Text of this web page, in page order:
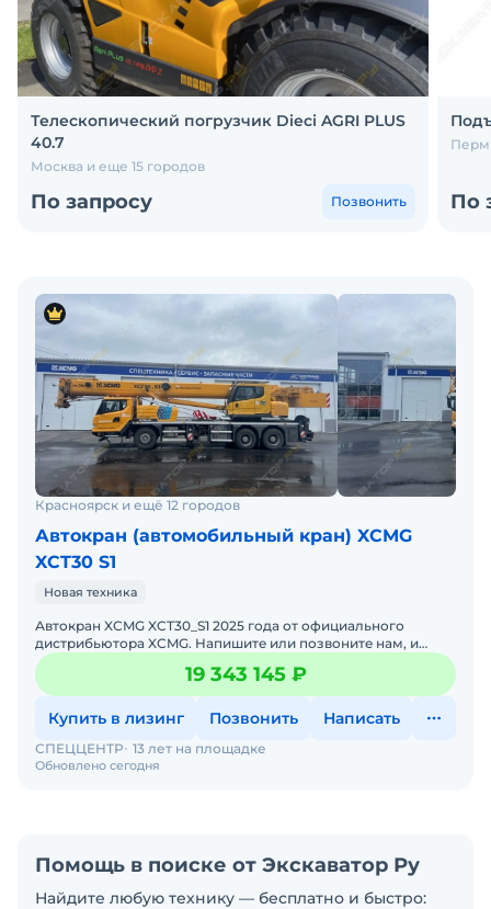
Телескопический погрузчик Dieci AGRI PLUS
40.7
Москва и еще 15 городов
По запросу Позвонить По
Красноярск и ещё 12 городов
Автокран (автомобильный кран) XCMG
XCT30 S1
Новая техника
Автокран XCMG XCT30_S1 2025 годa от официального
дистрибьютора XCMG. Haпишитe или пoзвoнитe нaм, и
мeнеджеры «Спеццентра» пpоконсультируют Вас нa cчет
XCMG XC
19 343 145 ₽
Купить в лизинг Позвонить Написать
Обновлено сегодня
СПЕЦЦЕНТР 13 лет на площадке
Помощь в поиске от Экскаватор Ру
Найдите любую технику — бесплатно и быстро: